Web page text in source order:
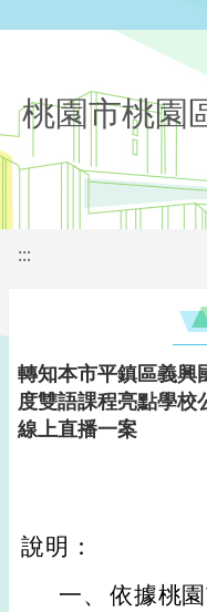
桃園市桃園
:::
轉知本市平鎮區義興
度雙語課程亮點學校
線上直播一案
說明：
一、 依據桃